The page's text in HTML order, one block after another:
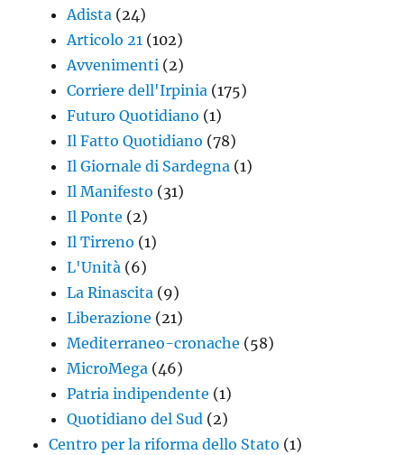
Adista (24)
Articolo 21 (102)
Avvenimenti (2)
Corriere dell'Irpinia (175)
Futuro Quotidiano (1)
Il Fatto Quotidiano (78)
Il Giornale di Sardegna (1)
Il Manifesto (31)
Il Ponte (2)
Il Tirreno (1)
L'Unità (6)
La Rinascita (9)
Liberazione (21)
Mediterraneo-cronache (58)
MicroMega (46)
Patria indipendente (1)
Quotidiano del Sud (2)
Centro per la riforma dello Stato (1)